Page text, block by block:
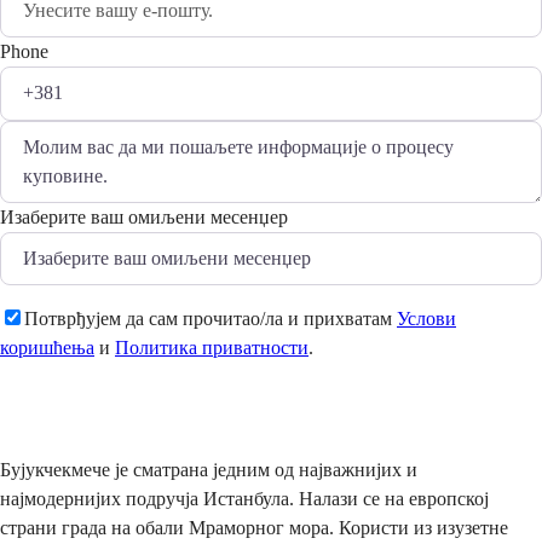
Phone
Изаберите ваш омиљени месенџер
Потврђујем да сам прочитао/ла и прихватам Услови
коришћења и Политика приватности.
Бујукчекмече је сматрана једним од најважнијих и
најмодернијих подручја Истанбула. Налази се на европској
страни града на обали Мраморног мора. Користи из изузетне